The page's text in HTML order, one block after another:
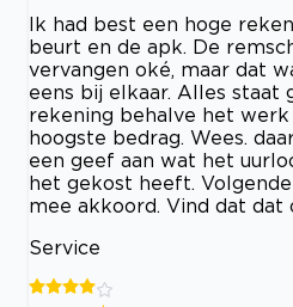
Ik had best een hoge
beurt en de apk. De
vervangen oké, maar dat
eens bij elkaar. Alles staat
rekening behalve het
hoogste bedrag. Wees.
een geef aan wat het
het gekost heeft.
mee akkoord. Vind dat dat
Service